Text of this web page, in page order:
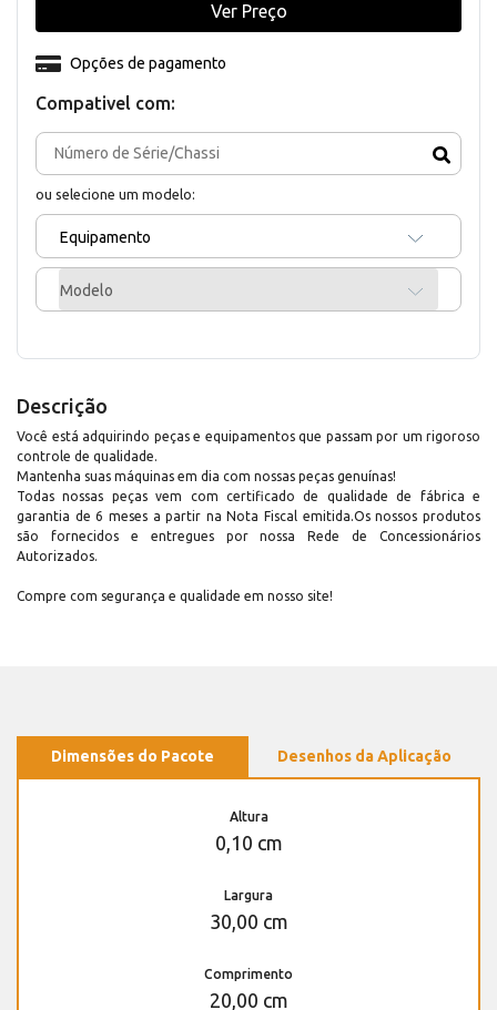
Compativel com:
ou selecione um modelo:
Equipamento
Modelo
Opções de pagamento
Ver Preço
Descrição
Você está adquirindo peças e equipamentos que passam por um rigoroso
controle de qualidade.
Mantenha suas máquinas em dia com nossas peças genuínas!
Todas nossas peças vem com certificado de qualidade de fábrica e
garantia de 6 meses a partir na Nota Fiscal emitida.Os nossos produtos
são fornecidos e entregues por nossa Rede de Concessionários
Autorizados.
Compre com segurança e qualidade em nosso site!
Dimensões do Pacote Desenhos da Aplicação
Altura
0,10 cm
Largura
30,00 cm
Comprimento
20,00 cm